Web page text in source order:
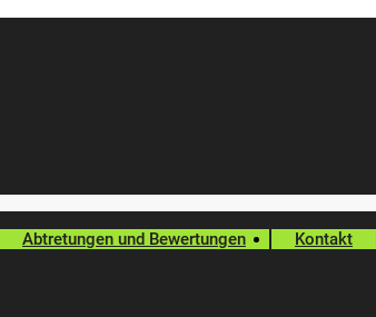
Abtretungen und Bewertungen Kontakt